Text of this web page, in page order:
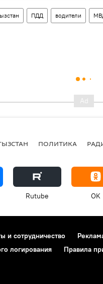
ПДД водители
ПОЛИТИКА
Rutube OK
и сотрудничество
логирования
Правила